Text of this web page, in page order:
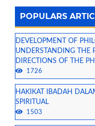
POPULARS
DEVELOPMENT OF
UNDERSTANDING THE
DIRECTIONS OF THE
1726
HAKIKAT IBADAH
SPIRITUAL
1503